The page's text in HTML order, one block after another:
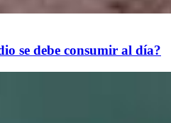
se debe consumir al día?